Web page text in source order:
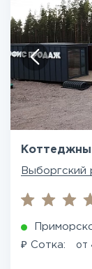
Выборгский
₽ Сотка: от